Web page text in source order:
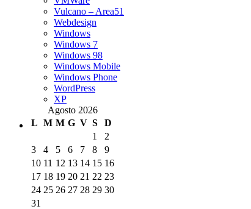
Vulcano – Area51
Webdesign
Windows
Windows 7
Windows 98
Windows Mobile
Windows Phone
WordPress
XP
Agosto 2026
L M M G V S
D
1
2
3
4 5 6 7 8
9
10 11 12 13 14 15 16
17 18 19 20 21 22 23
24 25 26 27 28 29 30
31